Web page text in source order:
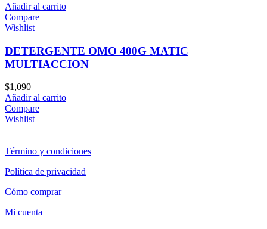
Añadir al carrito
Compare
Wishlist
DETERGENTE OMO 400G MATIC
MULTIACCION
$1,090
Añadir al carrito
Compare
Wishlist
Término y condiciones
Política de privacidad
Cómo comprar
Mi cuenta